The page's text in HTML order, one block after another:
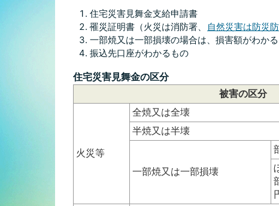
住宅災害見舞金支給申請書
罹災証明書（火災は消防署、
自然災害は防災
一部焼又は一部損壊の場合は、損害額がわか
振込先口座がわかるもの
住宅災害見舞金の区分
被害の区分
火災等
全焼又は全壊
半焼又は半壊
一部焼又は一部損壊